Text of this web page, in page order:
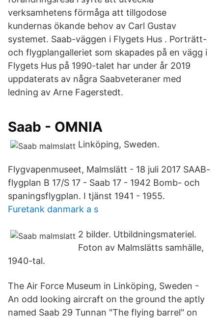
verksamhetens förmåga att tillgodose
kundernas ökande behov av Carl Gustav
systemet. Saab-väggen i Flygets Hus . Porträtt-
och flygplangalleriet som skapades på en vägg i
Flygets Hus på 1990-talet har under år 2019
uppdaterats av några Saabveteraner med
ledning av Arne Fagerstedt.
Saab - OMNIA
Linköping, Sweden.
Flygvapenmuseet, Malmslätt - 18 juli 2017 SAAB-
flygplan B 17/S 17 - Saab 17 - 1942 Bomb- och
spaningsflygplan. I tjänst 1941 - 1955.
Furetank danmark a s
2 bilder. Utbildningsmateriel.
Foton av Malmslätts samhälle,
1940-tal.
The Air Force Museum in Linköping, Sweden -
An odd looking aircraft on the ground the aptly
named Saab 29 Tunnan "The flying barrel" on